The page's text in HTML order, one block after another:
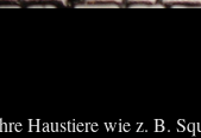
Haustiere wie z. B.